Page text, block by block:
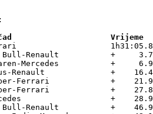
     Vozač	   Momčad 		      Vrijeme
Renault           +
Mercedes           +
Renault              +
Ferrari             +
Ferrari             +
+
Bull-Renault           +